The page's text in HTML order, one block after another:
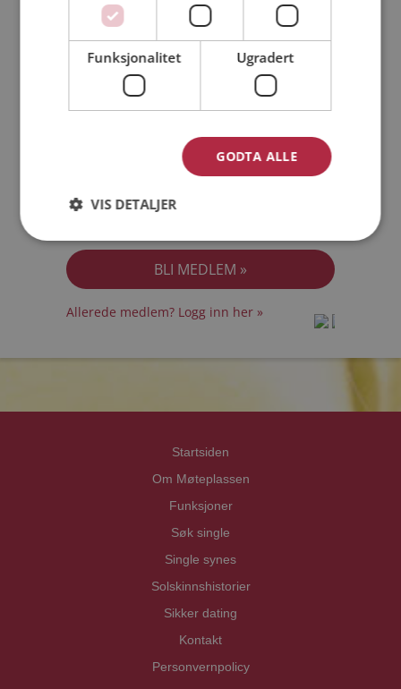
Min alder:
Jeg akseptererMedlemsvilkårene
Allerede medlem? Logg inn her »
Startsiden
Om Møteplassen
Funksjoner
Søk single
Single synes
Solskinnshistorier
Sikker dating
Kontakt
Personvernpolicy
Funksjonalitet Ugradert
GODTA ALLE
VIS DETALJER